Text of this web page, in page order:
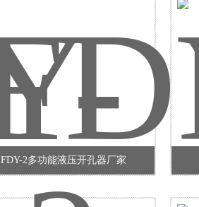
FDY-2多功能液压开孔器厂家